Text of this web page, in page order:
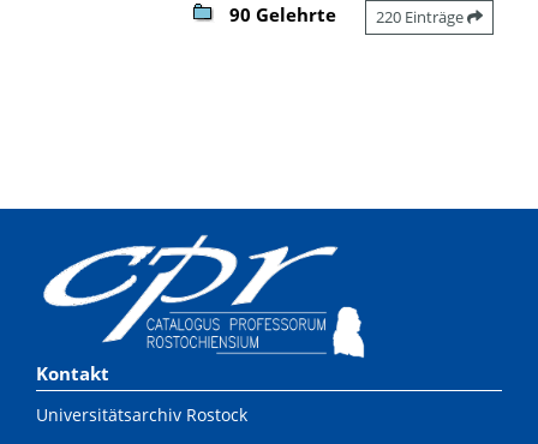
90 Gelehrte 220 Einträge
Kontakt
Universitätsarchiv Rostock